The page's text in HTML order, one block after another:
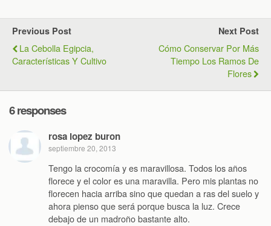
Previous Post
La Cebolla Egipcia,
Características Y Cultivo
Next Post
Cómo Conservar Por Más
Tiempo Los Ramos De
Flores
6 responses
rosa lopez buron
septiembre 20, 2013
Tengo la crocomía y es maravillosa. Todos los años
florece y el color es una maravilla. Pero mis plantas no
florecen hacia arriba sino que quedan a ras del suelo y
ahora pienso que será porque busca la luz. Crece
debajo de un madroño bastante alto.